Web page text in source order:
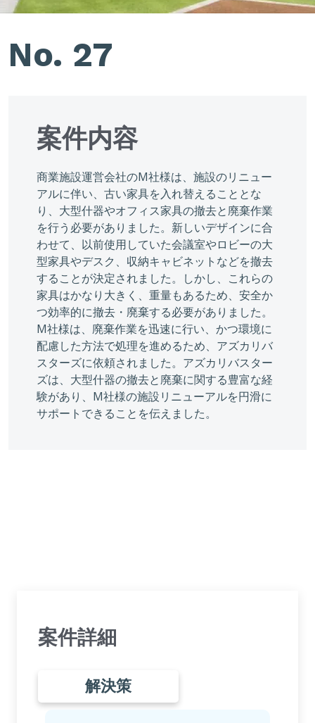
No. 27
案件内容
商業施設運営会社のM社様は、施設のリニュー
アルに伴い、古い家具を入れ替えることとな
り、大型什器やオフィス家具の撤去と廃棄作業
を行う必要がありました。新しいデザインに合
わせて、以前使用していた会議室やロビーの大
型家具やデスク、収納キャビネットなどを撤去
することが決定されました。しかし、これらの
家具はかなり大きく、重量もあるため、安全か
つ効率的に撤去・廃棄する必要がありました。
M社様は、廃棄作業を迅速に行い、かつ環境に
配慮した方法で処理を進めるため、アズカリバ
スターズに依頼されました。アズカリバスター
ズは、大型什器の撤去と廃棄に関する豊富な経
験があり、M社様の施設リニューアルを円滑に
サポートできることを伝えました。
案件詳細
解決策